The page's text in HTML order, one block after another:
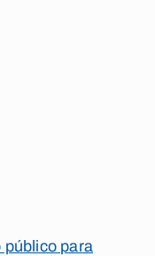
público para